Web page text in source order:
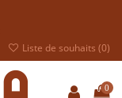
Liste de souhaits (0)
0